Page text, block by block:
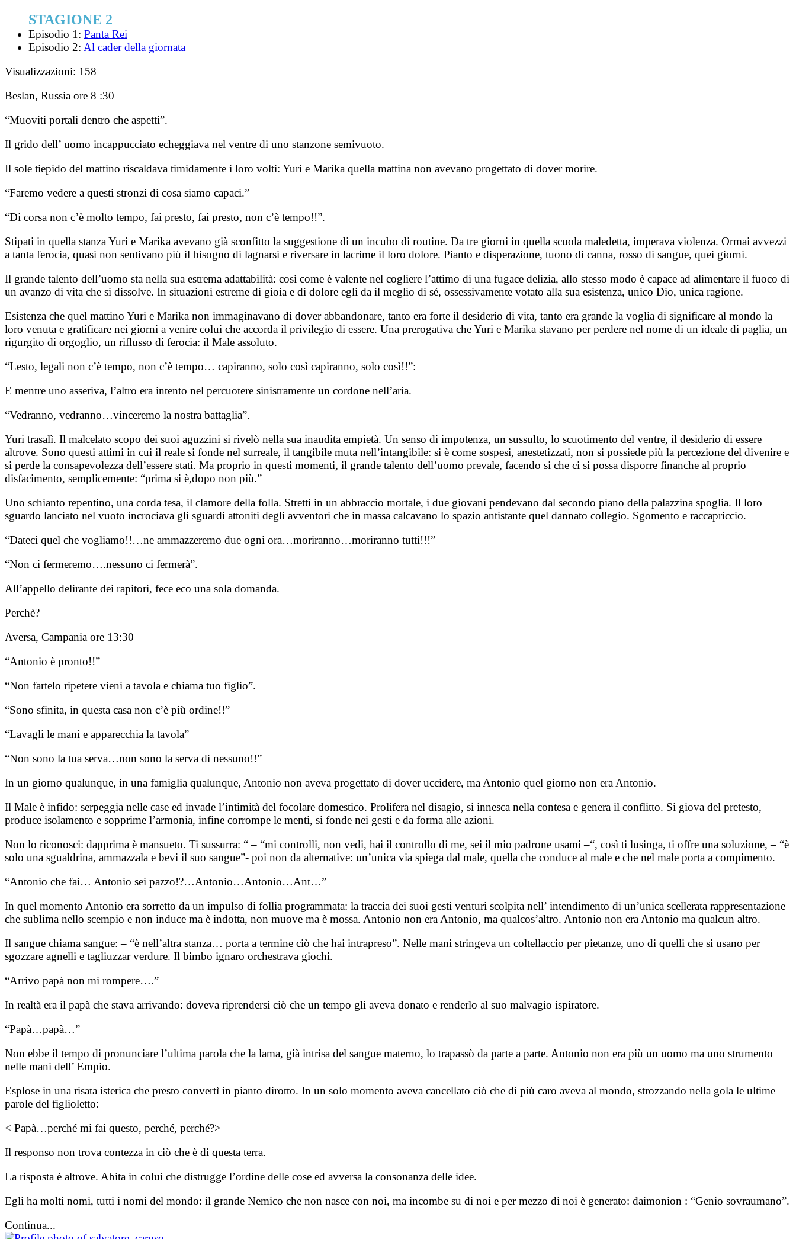
STAGIONE 2
Episodio 1: Panta Rei
Episodio 2: Al cader della giornata
Visualizzazioni: 158
Beslan, Russia ore 8 :30
“Muoviti portali dentro che aspetti”.
Il grido dell’ uomo incappucciato echeggiava nel ventre di uno stanzone semivuoto.
Il sole tiepido del mattino riscaldava timidamente i loro volti: Yuri e Marika quella mattina non avevano progettato di dover morire.
“Faremo vedere a questi stronzi di cosa siamo capaci.”
“Di corsa non c’è molto tempo, fai presto, fai presto, non c’è tempo!!”.
Stipati in quella stanza Yuri e Marika avevano già sconfitto la suggestione di un incubo di routine. Da tre giorni in quella scuola maledetta, imperava violenza. Ormai avvezzi
a tanta ferocia, quasi non sentivano più il bisogno di lagnarsi e riversare in lacrime il loro dolore. Pianto e disperazione, tuono di canna, rosso di sangue, quei giorni.
Il grande talento dell’uomo sta nella sua estrema adattabilità: così come è valente nel cogliere l’attimo di una fugace delizia, allo stesso modo è capace ad alimentare il fuoco di
un avanzo di vita che si dissolve. In situazioni estreme di gioia e di dolore egli da il meglio di sé, ossessivamente votato alla sua esistenza, unico Dio, unica ragione.
Esistenza che quel mattino Yuri e Marika non immaginavano di dover abbandonare, tanto era forte il desiderio di vita, tanto era grande la voglia di significare al mondo la
loro venuta e gratificare nei giorni a venire colui che accorda il privilegio di essere. Una prerogativa che Yuri e Marika stavano per perdere nel nome di un ideale di paglia, un
rigurgito di orgoglio, un riflusso di ferocia: il Male assoluto.
“Lesto, legali non c’è tempo, non c’è tempo… capiranno, solo così capiranno, solo così!!”:
E mentre uno asseriva, l’altro era intento nel percuotere sinistramente un cordone nell’aria.
“Vedranno, vedranno…vinceremo la nostra battaglia”.
Yuri trasalì. Il malcelato scopo dei suoi aguzzini si rivelò nella sua inaudita empietà. Un senso di impotenza, un sussulto, lo scuotimento del ventre, il desiderio di essere
altrove. Sono questi attimi in cui il reale si fonde nel surreale, il tangibile muta nell’intangibile: si è come sospesi, anestetizzati, non si possiede più la percezione del divenire e
si perde la consapevolezza dell’essere stati. Ma proprio in questi momenti, il grande talento dell’uomo prevale, facendo si che ci si possa disporre finanche al proprio
disfacimento, semplicemente: “prima si è,dopo non più.”
Uno schianto repentino, una corda tesa, il clamore della folla. Stretti in un abbraccio mortale, i due giovani pendevano dal secondo piano della palazzina spoglia. Il loro
sguardo lanciato nel vuoto incrociava gli sguardi attoniti degli avventori che in massa calcavano lo spazio antistante quel dannato collegio. Sgomento e raccapriccio.
“Dateci quel che vogliamo!!…ne ammazzeremo due ogni ora…moriranno…moriranno tutti!!!”
“Non ci fermeremo….nessuno ci fermerà”.
All’appello delirante dei rapitori, fece eco una sola domanda.
Perchè?
Aversa, Campania ore 13:30
“Antonio è pronto!!”
“Non fartelo ripetere vieni a tavola e chiama tuo figlio”.
“Sono sfinita, in questa casa non c’è più ordine!!”
“Lavagli le mani e apparecchia la tavola”
“Non sono la tua serva…non sono la serva di nessuno!!”
In un giorno qualunque, in una famiglia qualunque, Antonio non aveva progettato di dover uccidere, ma Antonio quel giorno non era Antonio.
Il Male è infido: serpeggia nelle case ed invade l’intimità del focolare domestico. Prolifera nel disagio, si innesca nella contesa e genera il conflitto. Si giova del pretesto,
produce isolamento e sopprime l’armonia, infine corrompe le menti, si fonde nei gesti e da forma alle azioni.
Non lo riconosci: dapprima è mansueto. Ti sussurra: “ – “mi controlli, non vedi, hai il controllo di me, sei il mio padrone usami –“, così ti lusinga, ti offre una soluzione, – “è
solo una sgualdrina, ammazzala e bevi il suo sangue”- poi non da alternative: un’unica via spiega dal male, quella che conduce al male e che nel male porta a compimento.
“Antonio che fai… Antonio sei pazzo!?…Antonio…Antonio…Ant…”
In quel momento Antonio era sorretto da un impulso di follia programmata: la traccia dei suoi gesti venturi scolpita nell’ intendimento di un’unica scellerata rappresentazione
che sublima nello scempio e non induce ma è indotta, non muove ma è mossa. Antonio non era Antonio, ma qualcos’altro. Antonio non era Antonio ma qualcun altro.
Il sangue chiama sangue: – “è nell’altra stanza… porta a termine ciò che hai intrapreso”. Nelle mani stringeva un coltellaccio per pietanze, uno di quelli che si usano per
sgozzare agnelli e tagliuzzar verdure. Il bimbo ignaro orchestrava giochi.
“Arrivo papà non mi rompere….”
In realtà era il papà che stava arrivando: doveva riprendersi ciò che un tempo gli aveva donato e renderlo al suo malvagio ispiratore.
“Papà…papà…”
Non ebbe il tempo di pronunciare l’ultima parola che la lama, già intrisa del sangue materno, lo trapassò da parte a parte. Antonio non era più un uomo ma uno strumento
nelle mani dell’ Empio.
Esplose in una risata isterica che presto convertì in pianto dirotto. In un solo momento aveva cancellato ciò che di più caro aveva al mondo, strozzando nella gola le ultime
parole del figlioletto:
< Papà…perché mi fai questo, perché, perché?>
Il responso non trova contezza in ciò che è di questa terra.
La risposta è altrove. Abita in colui che distrugge l’ordine delle cose ed avversa la consonanza delle idee.
Egli ha molti nomi, tutti i nomi del mondo: il grande Nemico che non nasce con noi, ma incombe su di noi e per mezzo di noi è generato: daimonion : “Genio sovraumano”.
Continua...